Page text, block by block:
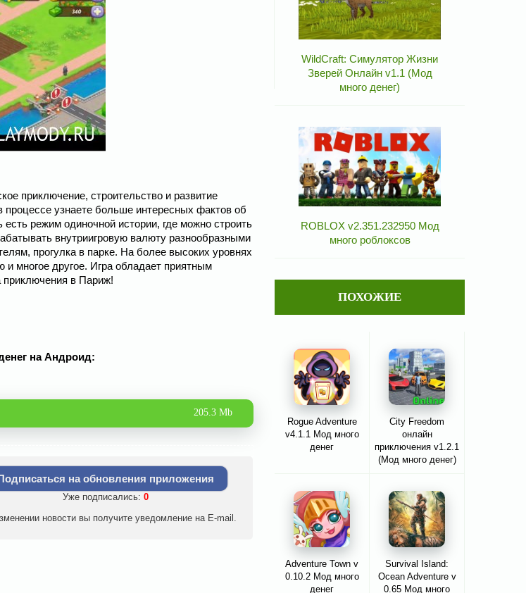
приключение, строительство и развитие
узнаете больше интересных фактов об
режим одиночной истории, где можно строить
внутриигровую валюту разнообразными
прогулка в парке. На более высоких уровнях
многое другое. Игра обладает приятным
приключения в Париж!
на Андроид:
205.3 Mb
на обновления приложения
Уже подписались: 0
новости вы получите уведомление на E-mail.
WildCraft: Симулятор Жизни
Зверей Онлайн v1.1 (Мод
много денег)
ROBLOX v2.351.232950 Мод
много роблоксов
ПОХОЖИЕ
Rogue Adventure
v4.1.1 Мод много
денег
City Freedom
онлайн
приключения v1.2.1
(Мод много денег)
Adventure Town v
0.10.2 Мод много
денег
Survival Island:
Ocean Adventure v
0.65 Мод много